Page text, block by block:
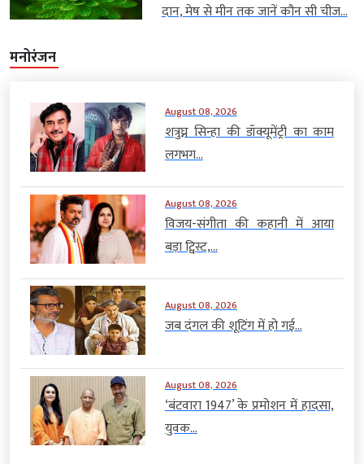
दान, मेष से मीन तक जानें कौन सी चीज...
मनोरंजन
August 08, 2026
शत्रुघ्न सिन्हा की डॉक्यूमेंट्री का काम
लगभग...
August 08, 2026
विजय-संगीता की कहानी में आया
बड़ा ट्विस्ट,...
August 08, 2026
जब दंगल की शूटिंग में हो गई...
August 08, 2026
‘बंटवारा 1947’ के प्रमोशन में हादसा,
युवक...